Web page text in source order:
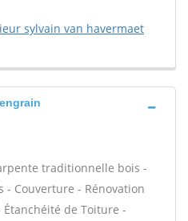
sylvain van havermaet
traditionnelle bois -
Couverture - Rénovation
de Toiture -